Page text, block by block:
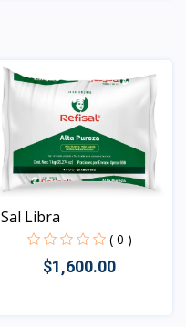
Sal Libra
( 0 )
$1,600.00